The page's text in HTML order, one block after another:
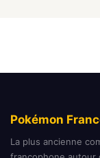
Pokémon
La plus ancienne